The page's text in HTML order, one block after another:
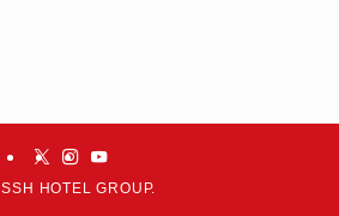
SSH HOTEL GROUP.